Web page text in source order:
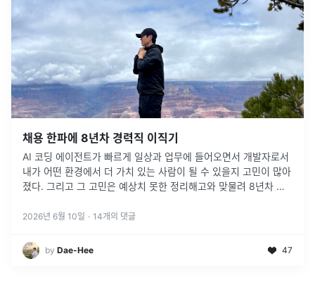
채용 한파에 8년차 경력직 이직기
AI 코딩 에이전트가 빠르게 일상과 업무에 들어오면서 개발자로서
내가 어떤 환경에서 더 가치 있는 사람이 될 수 있을지 고민이 많아
졌다. 그리고 그 고민은 예상치 못한 정리해고와 맞물려 8년차 개
2026년 6월 10일 · 14개의 댓글
by Dae-Hee 47